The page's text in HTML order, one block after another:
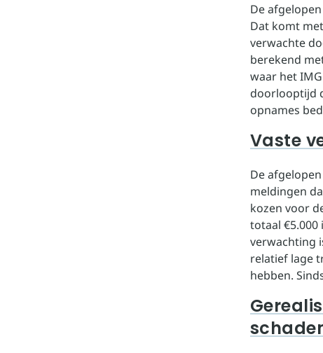
De
Dat komt
verwachte
berekend
waar het
doorlooptijd
opnames
Vaste
De
meldingen
kozen voor
totaal €5.000
verwachting
relatief lage
hebben.